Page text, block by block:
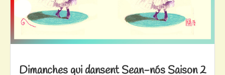
Dimanches qui dansent Sean-nós Saison 2